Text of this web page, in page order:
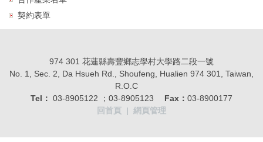
契約表單
974 301 花蓮縣壽豐鄉志學村大學路二段一號
No. 1, Sec. 2, Da Hsueh Rd., Shoufeng, Hualien 974 301, Taiwan,
R.O.C
Tel： 03-8905122 ；03-8905123 Fax： 03-8900177
回首頁 | 網頁管理